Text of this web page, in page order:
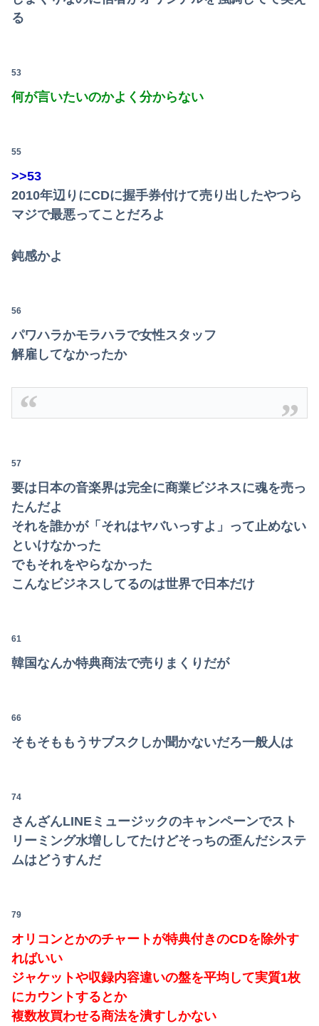
る
53
何が言いたいのかよく分からない
55
>>53
2010年辺りにCDに握手券付けて売り出したやつら
マジで最悪ってことだろよ
鈍感かよ
56
パワハラかモラハラで女性スタッフ
解雇してなかったか
57
要は日本の音楽界は完全に商業ビジネスに魂を売っ
たんだよ
それを誰かが「それはヤバいっすよ」って止めない
といけなかった
でもそれをやらなかった
こんなビジネスしてるのは世界で日本だけ
61
韓国なんか特典商法で売りまくりだが
66
そもそももうサブスクしか聞かないだろ一般人は
74
さんざんLINEミュージックのキャンペーンでスト
リーミング水増ししてたけどそっちの歪んだシステ
ムはどうすんだ
79
オリコンとかのチャートが特典付きのCDを除外す
ればいい
ジャケットや収録内容違いの盤を平均して実質1枚
にカウントするとか
複数枚買わせる商法を潰すしかない